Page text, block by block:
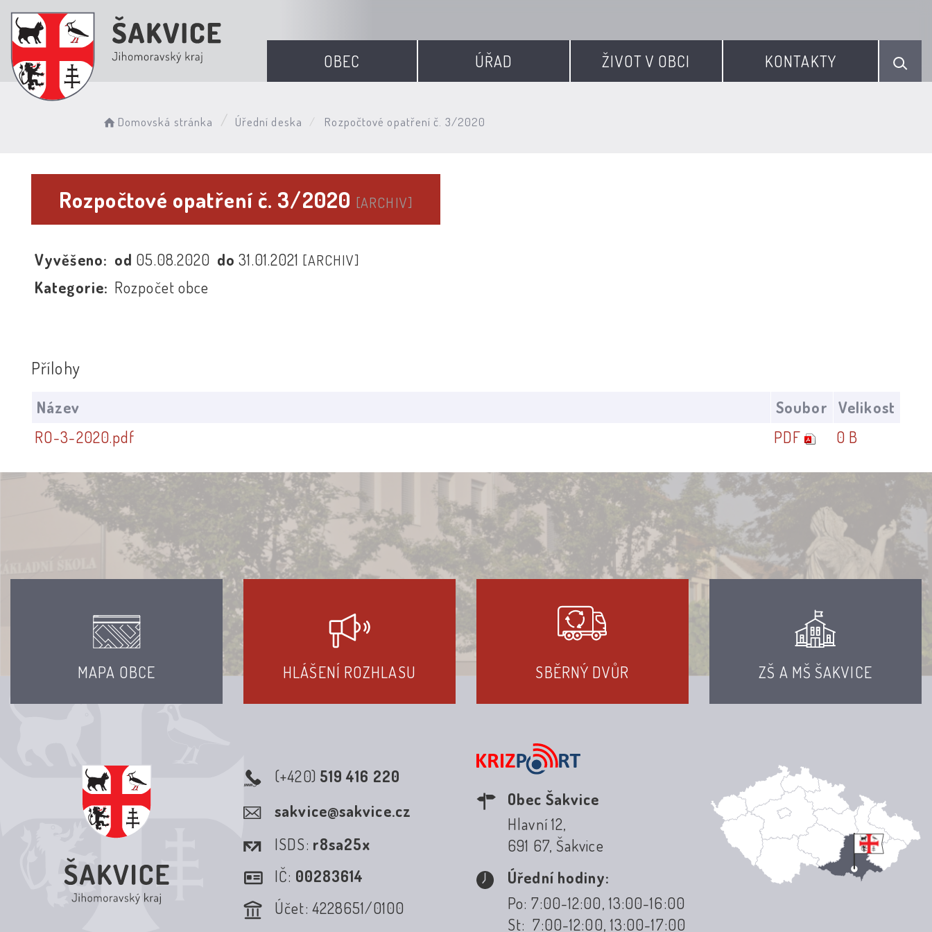
OBEC ÚŘAD ŽIVOT V OBCI KONTAKTY
Domovská stránka Úřední deska Rozpočtové opatření č. 3/2020
Rozpočtové opatření č. 3/2020 [ARCHIV]
Vyvěšeno: od 05.08.2020 do31.01.2021 [ARCHIV]
Kategorie: Rozpočet obce
Přílohy
Název Soubor
Velikost
RO-3-2020.pdf
PDF 0 B
MAPA OBCE HLÁŠENÍ ROZHLASU SBĚRNÝ DVŮR ZŠ A MŠ ŠAKVICE
(+420) 519 416 220
sakvice@sakvice.cz
ISDS: r8sa25x
IČ: 00283614
Účet: 4228651/0100
Obec Šakvice
Hlavní 12,
691 67, Šakvice
Úřední hodiny:
Po: 7:00-12:00, 13:00-16:00
St: 7:00-12:00, 13:00-17:00